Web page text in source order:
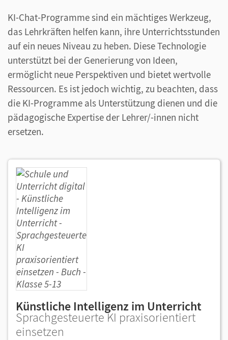
KI-Chat-Programme sind ein mächtiges Werkzeug,
das Lehrkräften helfen kann, ihre Unterrichtsstunden
auf ein neues Niveau zu heben. Diese Technologie
unterstützt bei der Generierung von Ideen,
ermöglicht neue Perspektiven und bietet wertvolle
Ressourcen. Es ist jedoch wichtig, zu beachten, dass
die KI-Programme als Unterstützung dienen und die
pädagogische Expertise der Lehrer/-innen nicht
ersetzen.
Künstliche Intelligenz im Unterricht
Sprachgesteuerte KI praxisorientiert
einsetzen